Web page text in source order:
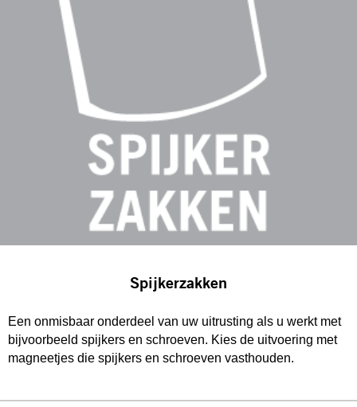
Spijkerzakken
Een onmisbaar onderdeel van uw uitrusting als u werkt met
bijvoorbeeld spijkers en schroeven. Kies de uitvoering met
magneetjes die spijkers en schroeven vasthouden.